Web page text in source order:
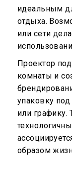
идеальным
отдыха.
или сети
Проектор
комнаты и
упаковку
или графику.
образом